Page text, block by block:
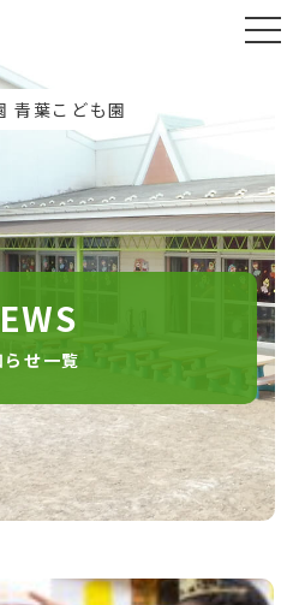
青葉こども園
らせ一覧